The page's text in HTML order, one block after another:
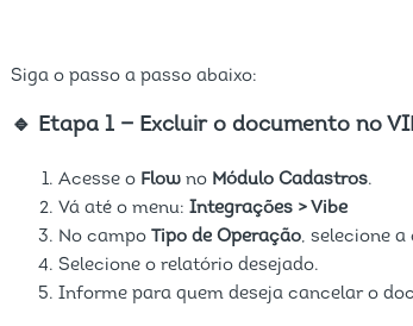
Siga o passo a passo abaixo:
🔹 Etapa 1 — Excluir o documento no
Acesse o Flowno Módulo Cadastros.
Vá até o menu:Integrações > Vibe
No campo
Tipo de Operação, selecione a
Selecione o relatório desejado.
Informe para quem deseja cancelar o